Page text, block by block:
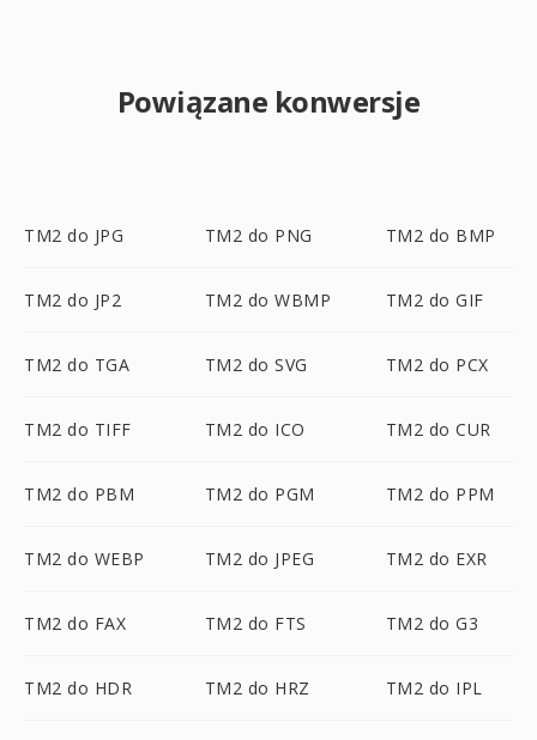
Powiązane konwersje
TM2 do JPG TM2 do PNG TM2 do BMP
TM2 do JP2 TM2 do WBMP TM2 do GIF
TM2 do TGA TM2 do SVG TM2 do PCX
TM2 do TIFF TM2 do ICO TM2 do CUR
TM2 do PBM TM2 do PGM TM2 do PPM
TM2 do WEBP TM2 do JPEG TM2 do EXR
TM2 do FAX TM2 do FTS TM2 do G3
TM2 do HDR TM2 do HRZ TM2 do IPL